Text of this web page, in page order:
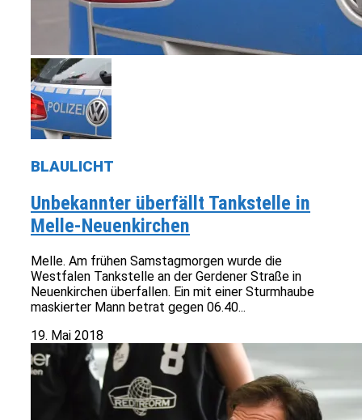
BLAULICHT
Unbekannter überfällt Tankstelle in
Melle-Neuenkirchen
Melle. Am frühen Samstagmorgen wurde die
Westfalen Tankstelle an der Gerdener Straße in
Neuenkirchen überfallen. Ein mit einer Sturmhaube
maskierter Mann betrat gegen 06.40...
19. Mai 2018